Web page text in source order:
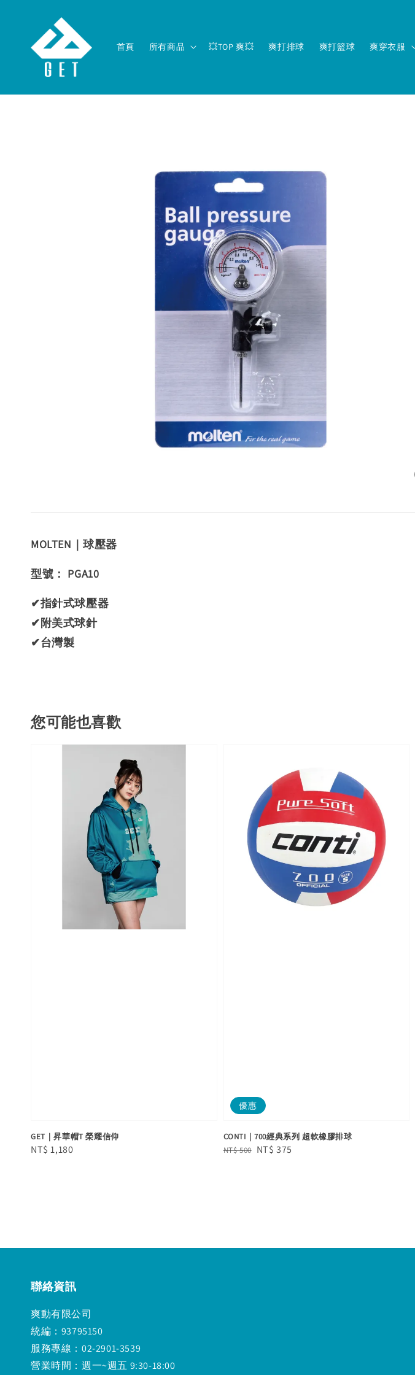
首頁 所有商品 💥TOP 爽💥 爽打排球 爽打籃球 爽穿衣服
MOLTEN｜球壓器
型號： PGA10
✔指針式球壓器
✔附美式球針
✔台灣製
您可能也喜歡
GET｜昇華帽T 榮耀信仰
Regular
NT$ 1,180
優惠
CONTI｜700經典系列 超軟橡膠排球
Regular
NT$ 500 Sale
NT$ 375
聯絡資訊
爽動有限公司
統編：93795150
服務專線：02-2901-3539
營業時間：週一~週五 9:30-18:00